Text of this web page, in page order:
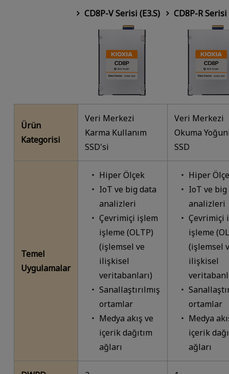
CD8P-V Serisi (E3.S) CD8P-R Serisi
Ürün
Kategorisi
Veri Merkezi
Karma Kullanım
SSD'si
Veri Merkezi
Okuma
SSD
Temel
Uygulamalar
Hiper Ölçek
IoT ve big data
analizleri
Çevrimiçi işlem
işleme (OLTP)
(işlemsel ve
ilişkisel
veritabanları)
Sanallaştırılmış
ortamlar
Medya akış ve
içerik dağıtım
ağları
Hiper
IoT ve big
analizleri
Çevrimiçi
işleme
(işlemsel
ilişkisel
ortamlar
Medya
içerik
ağları